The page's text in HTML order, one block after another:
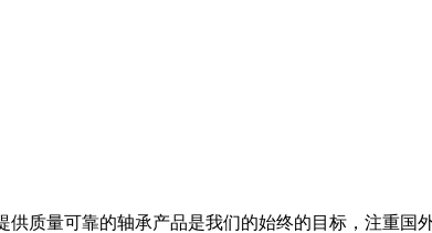
质量可靠的轴承产品是我们的始终的目标，注重国